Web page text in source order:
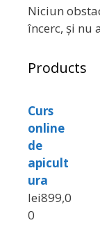
Niciun
încerc, și nu
Products
Curs
online
de
apicult
ura
lei899,0
0